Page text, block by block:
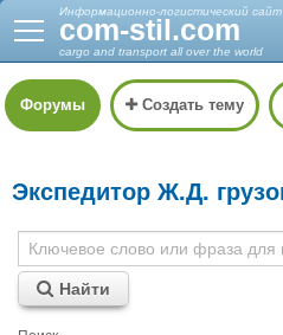
Информационно-логистический сайт
com-stil.com
cargo and transport all over the world
Форумы Создать тему
Экспедитор Ж.Д.
Найти